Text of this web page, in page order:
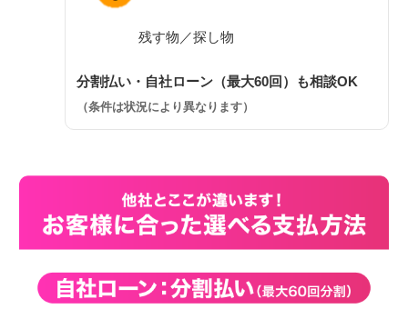
残す物／探し物
分割払い・自社ローン（最大60回）も相談OK
（条件は状況により異なります）